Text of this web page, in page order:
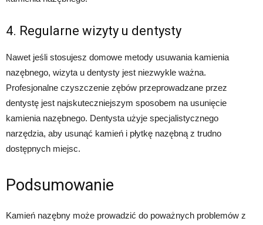
4. Regularne wizyty u dentysty
Nawet jeśli stosujesz domowe metody usuwania kamienia
nazębnego, wizyta u dentysty jest niezwykle ważna.
Profesjonalne czyszczenie zębów przeprowadzane przez
dentystę jest najskuteczniejszym sposobem na usunięcie
kamienia nazębnego. Dentysta użyje specjalistycznego
narzędzia, aby usunąć kamień i płytkę nazębną z trudno
dostępnych miejsc.
Podsumowanie
Kamień nazębny może prowadzić do poważnych problemów z